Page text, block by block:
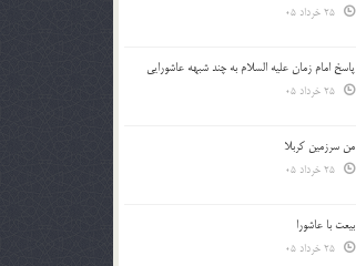
پاسخ امام زمان علیه السلام به چند شبهه عاشورایی
من سرزمین کربلا
بیعت با عاشورا